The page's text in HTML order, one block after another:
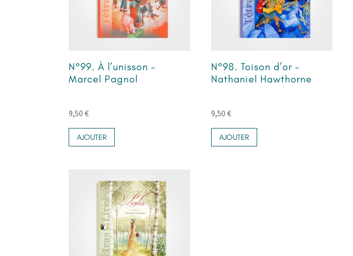
N°99. À l’unisson –
Marcel Pagnol
9,50€
AJOUTER
N°98. Toison d’or –
Nathaniel Hawthorne
9,50€
AJOUTER